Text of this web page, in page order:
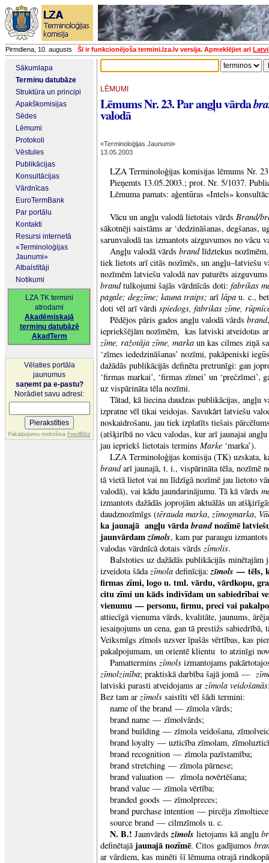
Pirmdiena, 10. augusts Šī ir funkcionējoša termini.lza.lv versija. Apmeklējiet arī
Sākumlapa
Terminu datubāze
Struktūra un principi
Apakškomisijas
Sēdes
Lēmumi
Protokoli
Vēstules
Publikācijas
Konsultācijas
Vārdnīcas
EuroTermBank
Par portālu
Kontakti
Resursi internetā
«Terminoloģijas
Jaunumi»
Atbalstītāji
Notikumi
LZA TK termini
atrodami
Akadēmiskajā
terminu datubāzē
AkadTerm
Vēlaties portāla
jaunumus
saņemt pa e-pastu?
Norādiet savu adresi:
Pakalpojumu nodrošina FeedBlitz
LĒMUMI
Lēmums Nr. 23. Par angļu vārda
valodā
«Terminoloģijas Jaunumi»
13.05.2003
LZA Terminoloģijas komisijas lēmums Nr.
Pieņemts 13.05.2003.; prot. Nr. 5/1037.
Lēmuma pamats: aģentūras «Intels»
Vācu un angļu valodā lietotais vārds Brand/
sākotnēji saistāms ar ‘dedzināšanas, degšanas,
sarunvalodā tas izmantots aizguvumos no vācu
Angļu valodā vārds brandlīdztekus nozīmēm,
tiek lietots arī citās nozīmēs, un angļu–latviešu
nozīmēm latviešu valodā nav paturēts
brandtulkojumi šajās vārdnīcās doti: fabrikas
pagale; degzīme; kauna traips; arīlāpa u. c.,
doti vēl arī vārdi spiedogs, fabrikas zīme,
Pēdējos pāris gados angļu valodā vārds brand
iepriekšējām nozīmēm, kas latviski atveidotas
zīme, ražotāja zīme, marka un kas cilmes ziņā
‘zīmes iededzināšanas’ nozīmi, pakāpeniski
dažādās publikācijās definēta pretrunīgi: gan
‘firmas markai’, ‘firmas zīmei’ un ‘prečzīmei’,
uz vispārināta tēla nozīmi.
Tātad, kā liecina daudzas publikācijas, angļu
izpratne vēl tikai veidojas. Savukārt latviešu
noskaidrošanu, jau tiek izplatīts tiešais
(atšķirībā no vācu valodas, kur arī jaunajai
jau iepriekš lietotais termins Marke ‘marka’).
LZA Terminoloģijas komisija (TK) uzskata,
brandarī jaunajā, t. i., vispārināta tēla, nozīmē
tā vietā lietot vai nu līdzīgā nozīmē jau lietoto
valodā), vai kādu jaundarinājumu. Tā kā vārds
izmantots dažādās joprojām aktuālās un
daudznozīmīgs (tērauda marka, zīmogmarka,
ka jaunajā angļu vārdabrandnozīmē
jaunvārdamzīmols, kam par paraugu
valodas vārdnīcā dotais vārds zīmolis.
Balstoties uz dažādās publikācijās minētajām
izveidota šādazīmola definīcija:zīmols — tēls,
firmas zīmi, logo u. tml. vārdu, vārdkopu,
citu zīmi un kāds indivīdam un sabiedrībai
vienumu — personu, firmu, preci vai
attiecīgā vienuma vārds, kvalitāte, jaunums,
iesaiņojums un cena, gan tā prestižs sabiedrībā,
Veiksmīgs zīmols uzsver īpašās vērtības, kas
pakalpojumam, un orientē klientu to atzinīgi
Pamattermins zīmols izmantojams
zīmolzinība; praktiskā darbība šajā jomā —
latviski parasti atveidojams ar zīmola veidošanās
Bez tam ar zīmols saistīti vēl šādi termini:
name of the brand — zīmola vārds;
brand name — zīmolvārds;
brand building — zīmola veidošana,
brand loyalty — uzticība zīmolam,
brand recognition — zīmola pazīstamība;
brand stretching — zīmola pārnese;
brand valuation — zīmola novērtēšana;
brand value — zīmola vērtība;
branded goods — zīmolpreces;
brand purchase intention — pircēja
source brand — cilmzīmols u. c.
N. B.! Jaunvārdszīmols lietojams kā angļu
definētajā jaunajā nozīmē. Citos gadījumos
ar vārdiem, kas minēti šī lēmuma otrajā